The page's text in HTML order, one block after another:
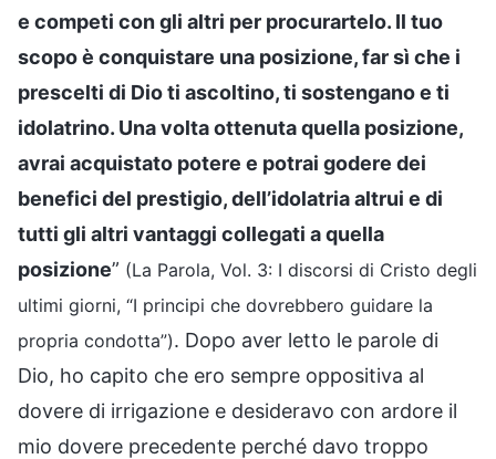
e competi con gli altri per procurartelo. Il tuo
scopo è conquistare una posizione, far sì che i
prescelti di Dio ti ascoltino, ti sostengano e ti
idolatrino. Una volta ottenuta quella posizione,
avrai acquistato potere e potrai godere dei
benefici del prestigio, dell’idolatria altrui e di
tutti gli altri vantaggi collegati a quella
posizione” (La Parola, Vol. 3: I discorsi di Cristo degli
ultimi giorni, “I principi che dovrebbero guidare la
propria condotta”). Dopo aver letto le parole di
Dio, ho capito che ero sempre oppositiva al
dovere di irrigazione e desideravo con ardore il
mio dovere precedente perché davo troppo